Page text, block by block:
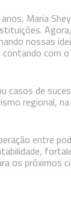
Maria
nossas
de
regional,
entre
os próximos